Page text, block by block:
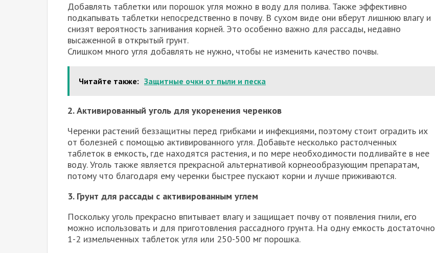
Добавлять таблетки или порошок угля можно в воду для полива. Также эффективно
подкапывать таблетки непосредственно в почву. В сухом виде они вберут лишнюю влагу и
снизят вероятность загнивания корней. Это особенно важно для рассады, недавно
высаженной в открытый грунт.
Слишком много угля добавлять не нужно, чтобы не изменить качество почвы.
Читайте также: Защитные очки от пыли и песка
2. Активированный уголь для укоренения черенков
Черенки растений беззащитны перед грибками и инфекциями, поэтому стоит оградить их
от болезней с помощью активированного угля. Добавьте несколько растолченных
таблеток в емкость, где находятся растения, и по мере необходимости подливайте в нее
воду. Уголь также является прекрасной альтернативой корнеообразующим препаратам,
потому что благодаря ему черенки быстрее пускают корни и лучше приживаются.
3. Грунт для рассады с активированным углем
Поскольку уголь прекрасно впитывает влагу и защищает почву от появления гнили, его
можно использовать и для приготовления рассадного грунта. На одну емкость достаточно
1-2 измельченных таблеток угля или 250-500 мг порошка.